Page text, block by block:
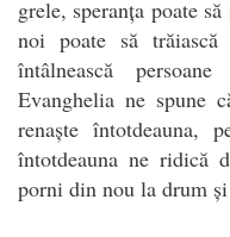
grele, speranța poate
noi poate să trăiască
întâlnească
Evanghelia ne spune
renaște întotdeauna,
întotdeauna ne ridică
porni din nou la drum